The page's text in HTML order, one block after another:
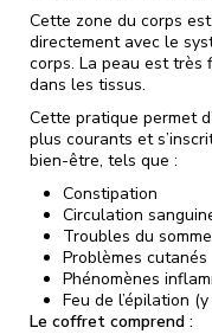
Cette zone du corps
directement avec le
corps. La peau est
dans les tissus.
Cette pratique permet
plus courants et
bien-être, tels que :
Constipation
Circulation
Troubles du
Problèmes cutanés
Phénomènes
Feu de l’épilation
Le coffret comprend :